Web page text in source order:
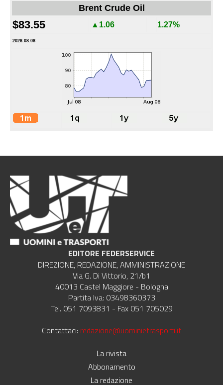
Brent Crude Oil
$83.55 ▲1.06 1.27%
2026.08.08
EDITORE FEDERSERVICE
DIREZIONE, REDAZIONE, AMMINISTRAZIONE
Via G. Di Vittorio, 21/b1
40013 Castel Maggiore - Bologna
Partita Iva: 03498360373
Tel. 051 7093831 - Fax 051 705029
Contattaci: redazione@uominietrasporti.it
La rivista
Abbonamento
La redazione